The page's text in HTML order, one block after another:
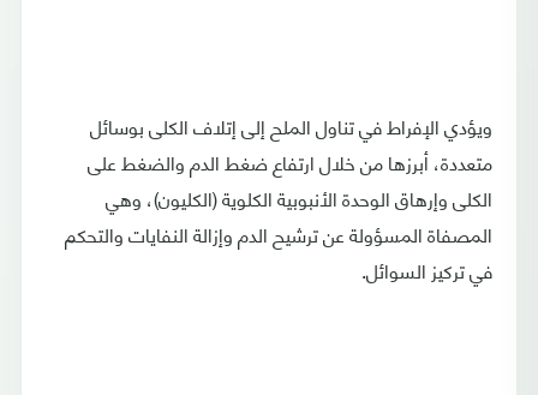
ويؤدي الإفراط في تناول الملح إلى إتلاف الكلى بوسائل
متعددة، أبرزها من خلال ارتفاع ضغط الدم والضغط على
الكلى وإرهاق الوحدة الأنبوبية الكلوية (الكليون)، وهي
المصفاة المسؤولة عن ترشيح الدم وإزالة النفايات والتحكم
في تركيز السوائل.